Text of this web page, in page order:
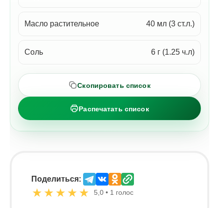
Масло растительное 40 мл (3 ст.л.)
Соль 6 г (1.25 ч.л)
Скопировать список
Распечатать список
Поделиться:
★ ★ ★ ★ ★ 5,0 • 1 голос